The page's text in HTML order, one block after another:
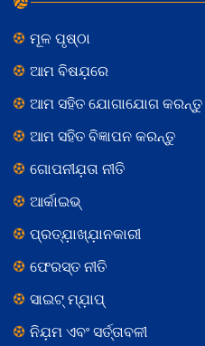
ମୂଳ ପୃଷ୍ଠା
ଆମ ବିଷଯ଼ରେ
ଆମ ସହିତ ଯୋଗାଯୋଗ କରନ୍ତୁ
ଆମ ସହିତ ବିଜ୍ଞାପନ କରନ୍ତୁ
ଗୋପନୀଯ଼ତା ନୀତି
ଆର୍କାଇଭ୍
ପ୍ରତ୍ଯ଼ାଖ୍ଯ଼ାନକାରୀ
ଫେରସ୍ତ ନୀତି
ସାଇଟ୍ ମ୍ଯ଼ାପ୍
ନିଯ଼ମ ଏବଂ ସର୍ତ୍ତାବଳୀ